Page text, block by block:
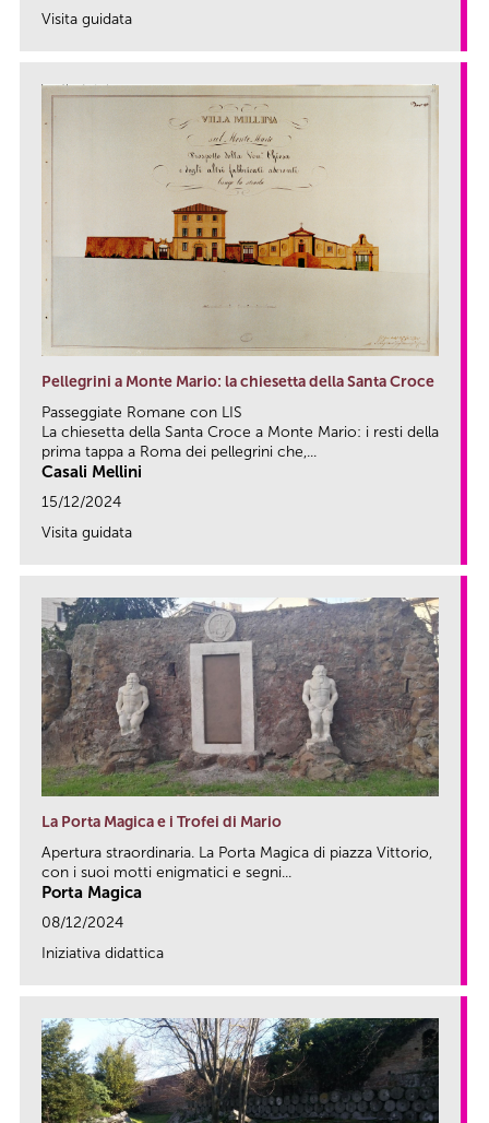
Visita guidata
Pellegrini a Monte Mario: la chiesetta della Santa Croce
Passeggiate Romane con LIS
La chiesetta della Santa Croce a Monte Mario: i resti della
prima tappa a Roma dei pellegrini che,...
Casali Mellini
15/12/2024
Visita guidata
La Porta Magica e i Trofei di Mario
Apertura straordinaria. La Porta Magica di piazza Vittorio,
con i suoi motti enigmatici e segni...
Porta Magica
08/12/2024
Iniziativa didattica